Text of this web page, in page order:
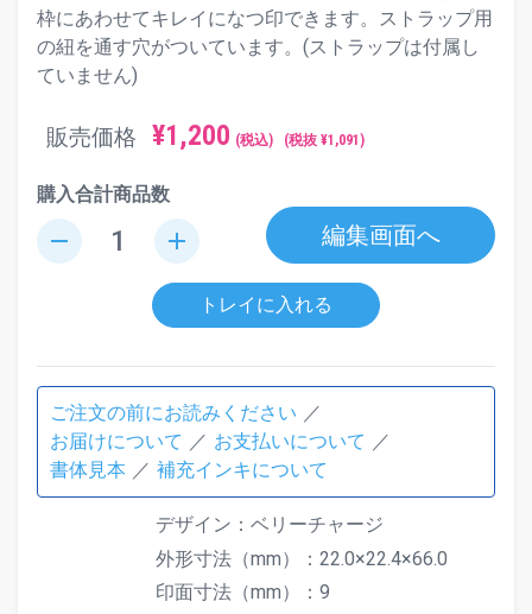
枠にあわせてキレイになつ印できます。ストラップ用
の紐を通す穴がついています。(ストラップは付属し
ていません)
販売価格 ¥1,200 (税込) (税抜 ¥1,091)
購入合計商品数
remove add 編集画面へ
トレイに入れる
ご注文の前にお読みください
お届けについて
お支払いについて
書体見本
補充インキについて
デザイン：ベリーチャージ
外形寸法（mm）：22.0×22.4×66.0
印面寸法（mm）：9